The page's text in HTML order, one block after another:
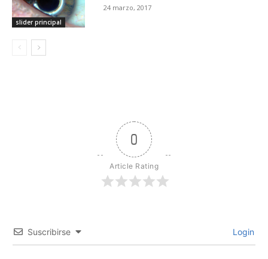
slider principal
24 marzo, 2017
0
Article Rating
Suscribirse Login